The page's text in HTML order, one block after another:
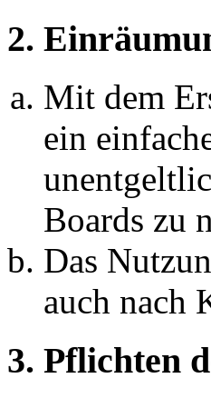
2.
Mit dem
ein
Boards zu
Das
auch nach
3. Pflichten